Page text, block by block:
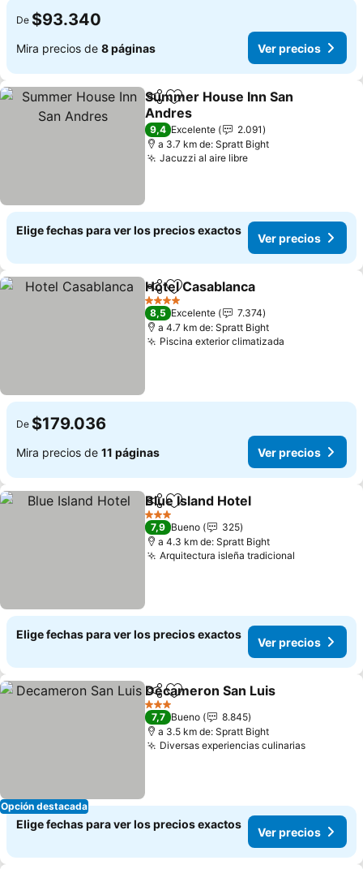
De $93.340
Mira precios de 8 páginas Ver precios
CompartirAgregar a favoritos
Summer House Inn San
Andres
Ver precios
9,4 Excelente
2.091
a 3.7 km de: Spratt Bight
Jacuzzi al aire libreVer precios
Elige fechas para ver los precios exactos
Ver precios
CompartirAgregar a favoritos
Hotel Casablanca
4 Estrellas
8,5 Excelente
7.374
a 4.7 km de: Spratt Bight
Piscina exterior climatizada
De $179.036
Mira precios de 11 páginas Ver precios
CompartirAgregar a favoritos
Blue Island Hotel
3 Estrellas
7,9 Bueno
325
a 4.3 km de: Spratt Bight
Arquitectura isleña tradicional
Elige fechas para ver los precios exactos
Ver precios
Opción destacada
CompartirAgregar a favoritos
Decameron San Luis
3 Estrellas
7,7 Bueno
8.845
a 3.5 km de: Spratt Bight
Diversas experiencias culinariasVer
Elige fechas para ver los precios exactos
Ver precios